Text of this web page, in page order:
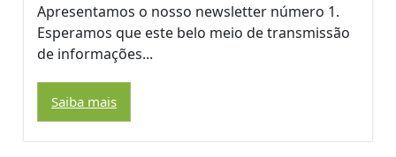
Apresentamos o nosso newsletter número 1.
Esperamos que este belo meio de transmissão
de informações...
Saiba mais